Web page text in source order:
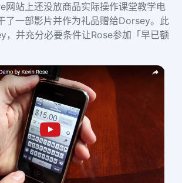
网站上还没放商品实际操作课堂教学电
了一部影片并作为礼品赠给Dorsey。此
，并充分必要条件让Rose参加「早已额